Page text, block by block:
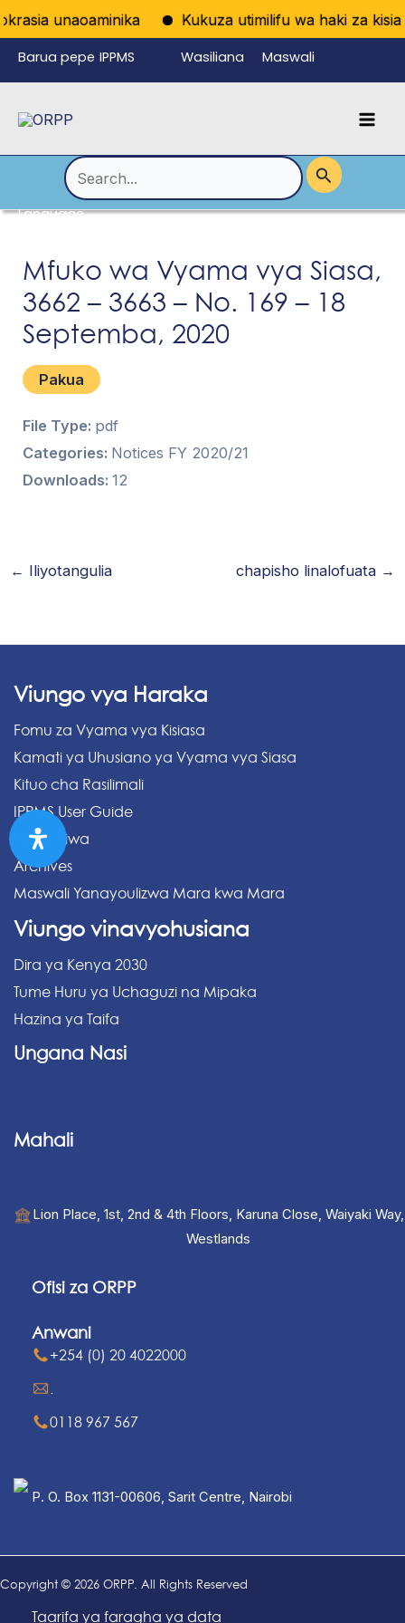
unaoaminika Kukuza utimilifu wa haki za
Skip
to
content
Barua pepe IPPMS Wasiliana Maswali
Language
Menu
Toggle
Search
for:
Mfuko wa Vyama vya Siasa,
3662 – 3663 – No. 169 – 18
Septemba, 2020
Pakua
File Type: pdf
Categories: Notices FY 2020/21
Downloads:12
← Iliyotangulia chapisho linalofuata →
Viungo vya Haraka
Fomu za Vyama vya Kisiasa
Kamati ya Uhusiano ya Vyama vya Siasa
Kituo cha Rasilimali
IPPMS User Guide
Vipakuliwa
Archives
Maswali Yanayoulizwa Mara kwa Mara
Viungo vinavyohusiana
Dira ya Kenya 2030
Tume Huru ya Uchaguzi na Mipaka
Hazina ya Taifa
Ungana Nasi
Mahali
Lion Place, 1st, 2nd & 4th Floors, Karuna Close, Waiyaki Way,
Westlands
Ofisi za ORPP
Anwani
+254 (0) 20 4022000
0118 967 567
P. O. Box 1131-00606, Sarit Centre, Nairobi
Copyright © 2026 ORPP. All Rights Reserved
Taarifa ya faragha ya data